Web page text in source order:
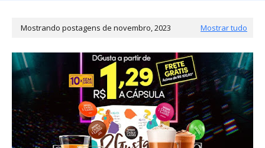
Mostrando postagens de novembro, 2023 Mostrar tudo